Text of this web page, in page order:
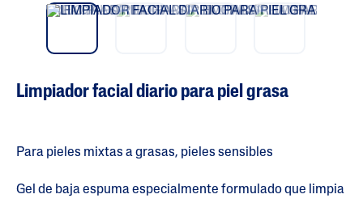
Limpiador facial diario para piel grasa
Para pieles mixtas a grasas, pieles sensibles
Gel de baja espuma especialmente formulado que limpia